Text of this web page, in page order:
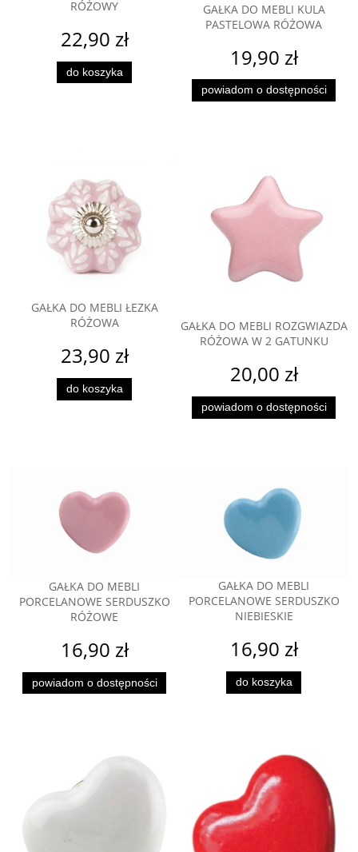
RÓŻOWY
22,90 zł
do koszyka
GAŁKA DO MEBLI KULA
PASTELOWA RÓŻOWA
19,90 zł
powiadom o dostępności
GAŁKA DO MEBLI ŁEZKA
RÓŻOWA
23,90 zł
do koszyka
GAŁKA DO MEBLI ROZGWIAZDA
RÓŻOWA W 2 GATUNKU
20,00 zł
powiadom o dostępności
GAŁKA DO MEBLI
PORCELANOWE SERDUSZKO
RÓŻOWE
16,90 zł
powiadom o dostępności
GAŁKA DO MEBLI
PORCELANOWE SERDUSZKO
NIEBIESKIE
16,90 zł
do koszyka